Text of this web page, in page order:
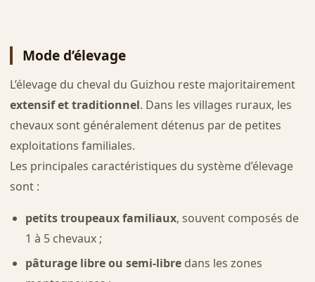
Mode d’élevage
L’élevage du cheval du Guizhou reste majoritairement
extensif et traditionnel. Dans les villages ruraux, les
chevaux sont généralement détenus par de petites
exploitations familiales.
Les principales caractéristiques du système d’élevage
sont :
petits troupeaux familiaux, souvent composés de
1 à 5 chevaux ;
pâturage libre ou semi-libredans les zones